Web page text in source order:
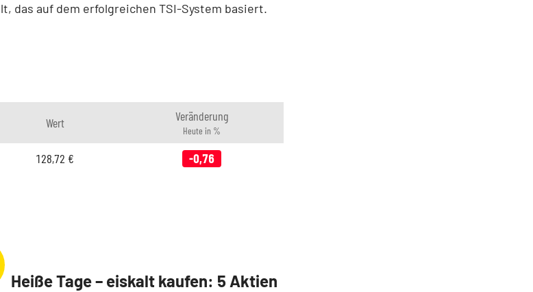
das auf dem erfolgreichen TSI-System basiert.
Wert Veränderung
Heute in %
128,72 € -0,76
Heiße Tage – eiskalt kaufen: 5 Aktien